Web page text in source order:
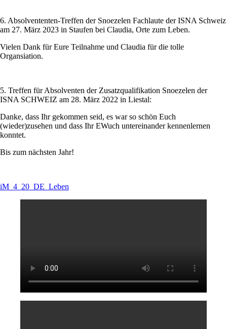
6. Absolvententen-Treffen der Snoezelen Fachlaute der ISNA Schweiz
am 27. März 2023 in Staufen bei Claudia, Orte zum Leben.
Vielen Dank für Eure Teilnahme und Claudia für die tolle
Organsiation.
5. Treffen für Absolventen der Zusatzqualifikation Snoezelen der
ISNA SCHWEIZ am 28. März 2022 in Liestal:
Danke, dass Ihr gekommen seid, es war so schön Euch
(wieder)zusehen und dass Ihr EWuch untereinander kennenlernen
konntet.
Bis zum nächsten Jahr!
iM_4_20_DE_Leben